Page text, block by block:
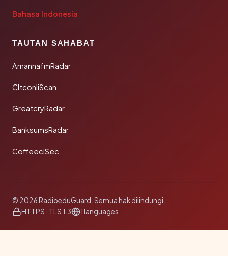
Bahasa Indonesia
TAUTAN SAHABAT
AmannafmRadar
CltconliScan
GreatcryRadar
BanksumsRadar
CoffeeclSec
© 2026 RadioeduGuard. Semua hak dilindungi.
HTTPS · TLS 1.3
1 languages